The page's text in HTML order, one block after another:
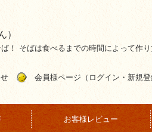
）
！ そばは食べるまでの時間によって作り
会員様ページ（ログイン・新規登
お客様レビュー